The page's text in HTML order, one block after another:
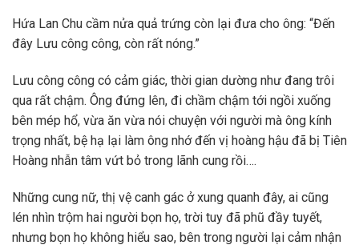
Hứa Lan Chu cầm nửa quả trứng còn lại đưa cho ông: “Đến
đây Lưu công công, còn rất nóng.”
Lưu công công có cảm giác, thời gian dường như đang trôi
qua rất chậm. Ông đứng lên, đi chầm chậm tới ngồi xuống
bên mép hổ, vừa ăn vừa nói chuyện với người mà ông kính
trọng nhất, bệ hạ lại làm ông nhớ đến vị hoàng hậu đã bị Tiên
Hoàng nhẫn tâm vứt bỏ trong lãnh cung rồi….
Những cung nữ, thị vệ canh gác ở xung quanh đây, ai cũng
lén nhìn trộm hai người bọn họ, trời tuy đã phũ đầy tuyết,
nhưng bọn họ không hiểu sao, bên trong người lại cảm nhận